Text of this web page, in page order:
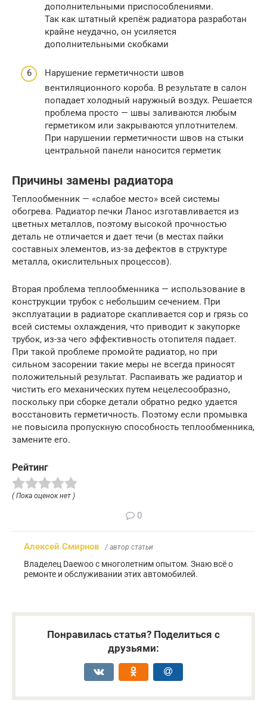
дополнительными приспособлениями.
Так как штатный крепёж радиатора разработан
крайне неудачно, он усиляется
дополнительными скобками
Нарушение герметичности швов
вентиляционного короба. В результате в салон
попадает холодный наружный воздух. Решается
проблема просто — швы заливаются любым
герметиком или закрываются уплотнителем.
При нарушении герметичности швов на стыки
центральной панели наносится герметик
Причины замены радиатора
Теплообменник — «слабое место» всей системы
обогрева. Радиатор печки Ланос изготавливается из
цветных металлов, поэтому высокой прочностью
деталь не отличается и дает течи (в местах пайки
составных элементов, из-за дефектов в структуре
металла, окислительных процессов).
Вторая проблема теплообменника — использование в
конструкции трубок с небольшим сечением. При
эксплуатации в радиаторе скапливается сор и грязь со
всей системы охлаждения, что приводит к закупорке
трубок, из-за чего эффективность отопителя падает.
При такой проблеме промойте радиатор, но при
сильном засорении такие меры не всегда приносят
положительный результат. Распаивать же радиатор и
чистить его механических путем нецелесообразно,
поскольку при сборке детали обратно редко удается
восстановить герметичность. Поэтому если промывка
не повысила пропускную способность теплообменника,
замените его.
Рейтинг
( Пока оценок нет )
0
Алексей Смирнов / автор статьи
Владелец Daewoo с многолетним опытом. Знаю всё о
ремонте и обслуживании этих автомобилей.
Понравилась статья? Поделиться с
друзьями: